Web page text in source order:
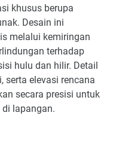
khusus berupa
Desain ini
melalui kemiringan
terhadap
hulu dan hilir. Detail
serta elevasi rencana
secara presisi untuk
lapangan.